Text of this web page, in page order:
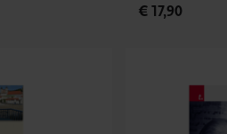
€ 17,90